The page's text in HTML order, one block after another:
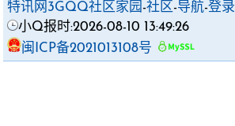
特讯网3GQQ社区家园 -社区 -导航-登录
小Q报时:2026-08-10 13:49:26
闽ICP备2021013108号